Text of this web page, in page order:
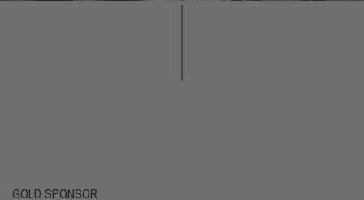
GOLD SPONSOR